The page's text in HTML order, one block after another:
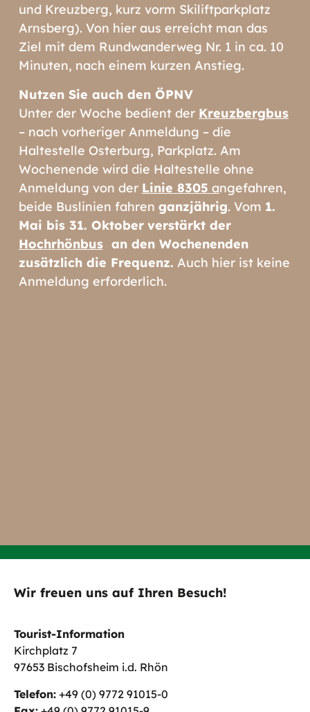
und Kreuzberg, kurz vorm Skiliftparkplatz
Arnsberg). Von hier aus erreicht man das
Ziel mit dem Rundwanderweg Nr. 1 in ca. 10
Minuten, nach einem kurzen Anstieg.
Nutzen Sie auch den ÖPNV
Unter der Woche bedient der Kreuzbergbus
– nach vorheriger Anmeldung – die
Haltestelle Osterburg, Parkplatz. Am
Wochenende wird die Haltestelle ohne
Anmeldung von der Linie 8305 angefahren,
beide Buslinien fahren ganzjährig. Vom 1.
Mai bis 31. Oktober verstärkt der
Hochrhönbusan den Wochenenden
zusätzlich die Frequenz. Auch hier ist keine
Anmeldung erforderlich.
Wir freuen uns auf Ihren Besuch!
Tourist-Information
Kirchplatz 7
97653 Bischofsheim i.d. Rhön
Telefon: +49 (0) 9772 91015-0